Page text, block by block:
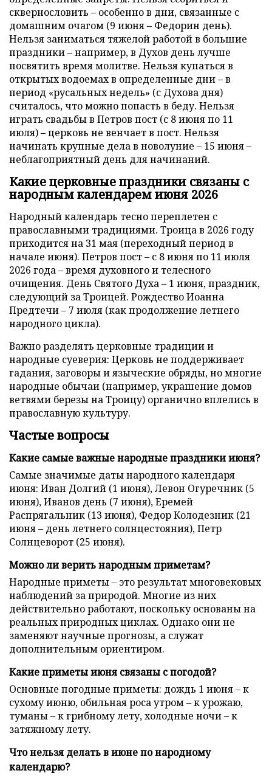
сквернословить – особенно в дни, связанные с
домашним очагом (9 июня – Федорин день).
Нельзя заниматься тяжелой работой в большие
праздники – например, в Духов день лучше
посвятить время молитве. Нельзя купаться в
открытых водоемах в определенные дни – в
период «русальных недель» (с Духова дня)
считалось, что можно попасть в беду. Нельзя
играть свадьбы в Петров пост (с 8 июня по 11
июля) – церковь не венчает в пост. Нельзя
начинать крупные дела в новолуние – 15 июня –
неблагоприятный день для начинаний.
Какие церковные праздники связаны с
народным календарем июня 2026
Народный календарь тесно переплетен с
православными традициями. Троица в 2026 году
приходится на 31 мая (переходный период в
начале июня). Петров пост – с 8 июня по 11 июля
2026 года – время духовного и телесного
очищения. День Святого Духа – 1 июня, праздник,
следующий за Троицей. Рождество Иоанна
Предтечи – 7 июля (как продолжение летнего
народного цикла).
Важно разделять церковные традиции и
народные суеверия: Церковь не поддерживает
гадания, заговоры и языческие обряды, но многие
народные обычаи (например, украшение домов
ветвями березы на Троицу) органично вплелись в
православную культуру.
Частые вопросы
Какие самые важные народные праздники июня?
Самые значимые даты народного календаря
июня: Иван Долгий (1 июня), Левон Огуречник (5
июня), Иванов день (7 июня), Еремей
Распрягальник (13 июня), Федор Колодезник (21
июня – день летнего солнцестояния), Петр
Солнцеворот (25 июня).
Можно ли верить народным приметам?
Народные приметы – это результат многовековых
наблюдений за природой. Многие из них
действительно работают, поскольку основаны на
реальных природных циклах. Однако они не
заменяют научные прогнозы, а служат
дополнительным ориентиром.
Какие приметы июня связаны с погодой?
Основные погодные приметы: дождь 1 июня – к
сухому июню, обильная роса утром – к урожаю,
туманы – к грибному лету, холодные ночи – к
затяжному лету.
Что нельзя делать в июне по народному
календарю?